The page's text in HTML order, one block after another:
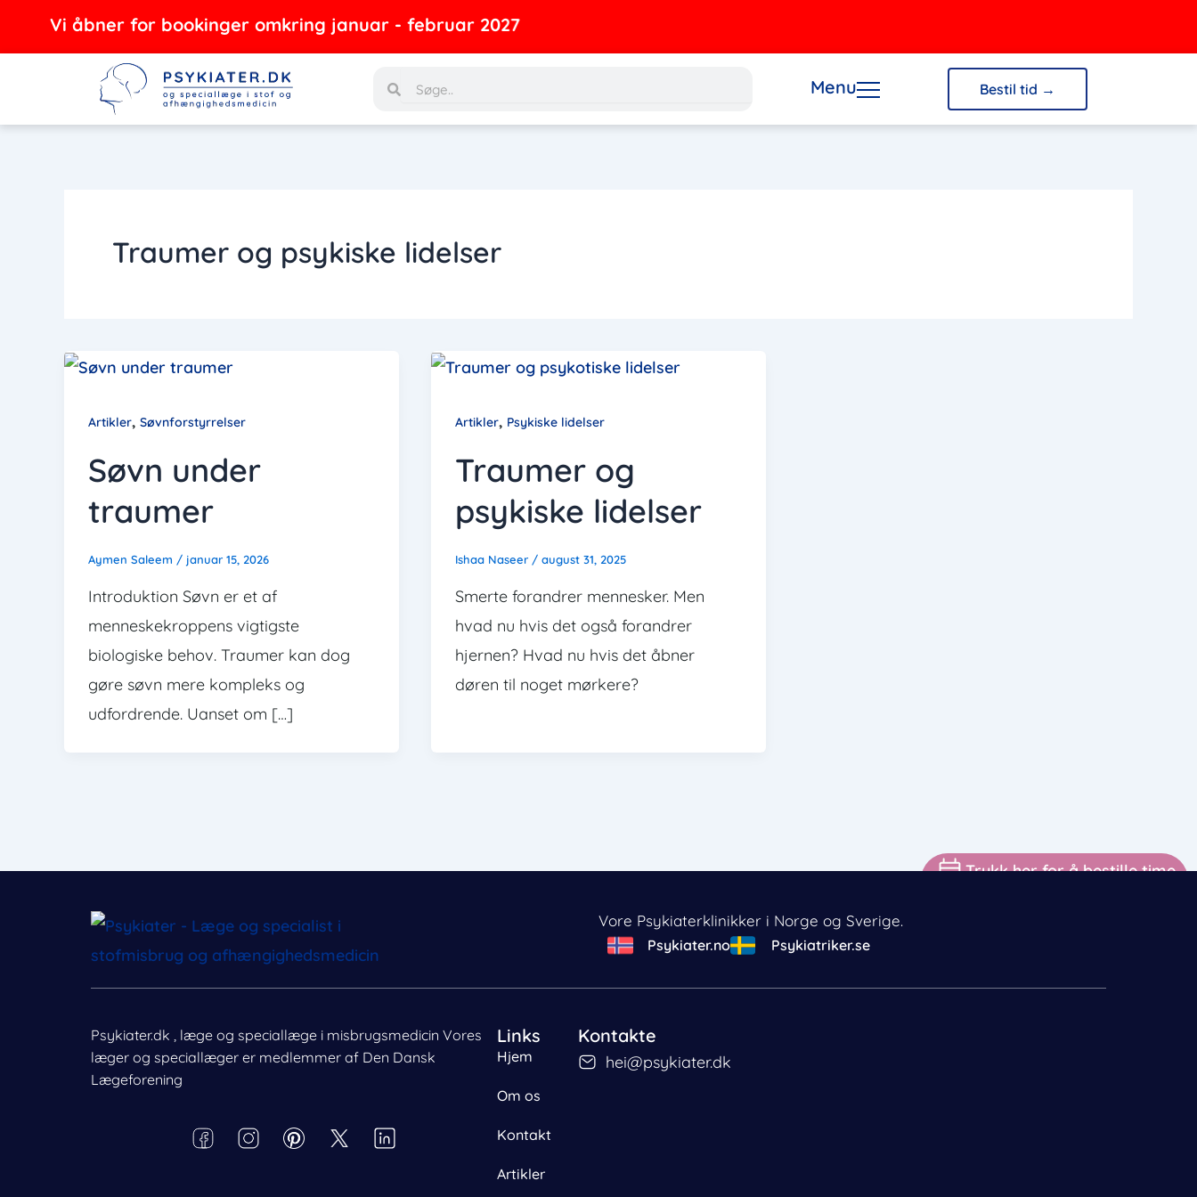
Vi åbner for bookinger omkring januar - februar 2027
Menu Bestil tid →
Traumer og psykiske lidelser
Artikler, Søvnforstyrrelser
Søvn under
traumer
Aymen Saleem / januar 15, 2026
Introduktion Søvn er et af
menneskekroppens vigtigste
biologiske behov. Traumer kan dog
gøre søvn mere kompleks og
udfordrende. Uanset om […]
Artikler, Psykiske lidelser
Traumer og
psykiske lidelser
Ishaa Naseer / august 31, 2025
Smerte forandrer mennesker. Men
hvad nu hvis det også forandrer
hjernen? Hvad nu hvis det åbner
døren til noget mørkere?
Trykk her for å bestille time
Vore Psykiaterklinikker i Norge og Sverige.
Psykiater.no Psykiatriker.se
Psykiater.dk , læge og speciallæge i misbrugsmedicin Vores
læger og speciallæger er medlemmer af Den Dansk
Lægeforening
Links
Hjem
Om os
Kontakt
Artikler
Kontakte
hei@psykiater.dk
For at give den bedst mulige oplevelse bruger vi cookies til at gemme eller tilgå
Nødvendig